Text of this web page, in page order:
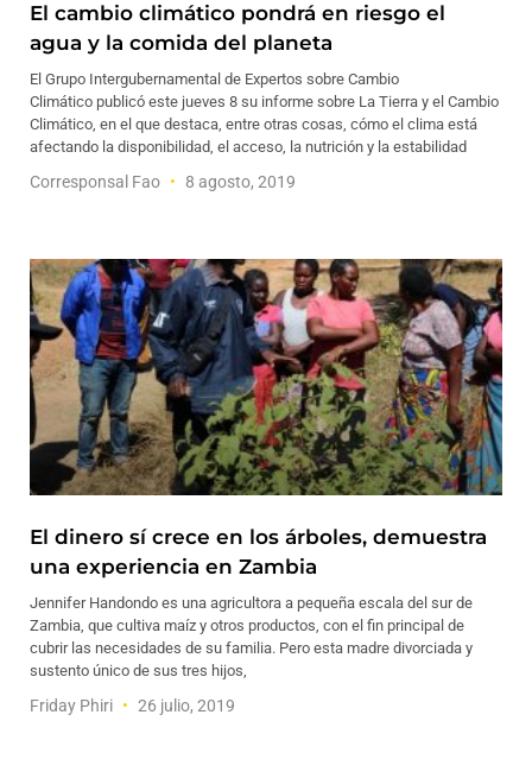
El cambio climático pondrá en riesgo el
agua y la comida del planeta
El Grupo Intergubernamental de Expertos sobre Cambio
Climático publicó este jueves 8 su informe sobre La Tierra y el Cambio
Climático, en el que destaca, entre otras cosas, cómo el clima está
afectando la disponibilidad, el acceso, la nutrición y la estabilidad
Corresponsal Fao 8 agosto, 2019
El dinero sí crece en los árboles, demuestra
una experiencia en Zambia
Jennifer Handondo es una agricultora a pequeña escala del sur de
Zambia, que cultiva maíz y otros productos, con el fin principal de
cubrir las necesidades de su familia. Pero esta madre divorciada y
sustento único de sus tres hijos,
Friday Phiri 26 julio, 2019